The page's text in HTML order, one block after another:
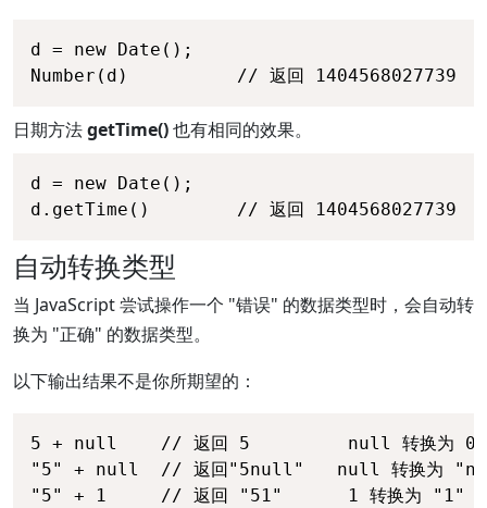
d = new Date();
Number(d)          // 返回 1404568027739
日期方法getTime()也有相同的效果。
d = new Date();
d.getTime()        // 返回 1404568027739
自动转换类型
当 JavaScript 尝试操作一个 "错误" 的数据类型时，会自动转
换为 "正确" 的数据类型。
以下输出结果不是你所期望的：
5 + null    // 返回 5         null 转换为 0
"5" + null  // 返回"5null"   null 转换为
"5" + 1     // 返回 "51"      1 转换为 "1"